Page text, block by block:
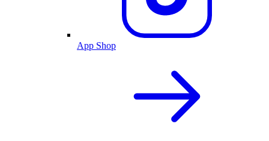
App Shop